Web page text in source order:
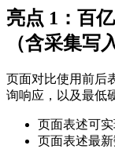
亮点 1：百
（含采集写
页面对比使用前后
询响应，以及最低
页面表述可实
页面表述最